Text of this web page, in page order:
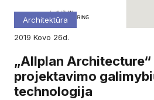
Architektūra
2019
kovo 26d.
„Allplan Architecture“
projektavimo
technologija